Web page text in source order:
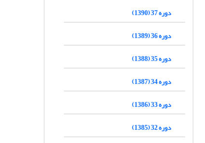
دوره 37 (1390)
دوره 36 (1389)
دوره 35 (1388)
دوره 34 (1387)
دوره 33 (1386)
دوره 32 (1385)